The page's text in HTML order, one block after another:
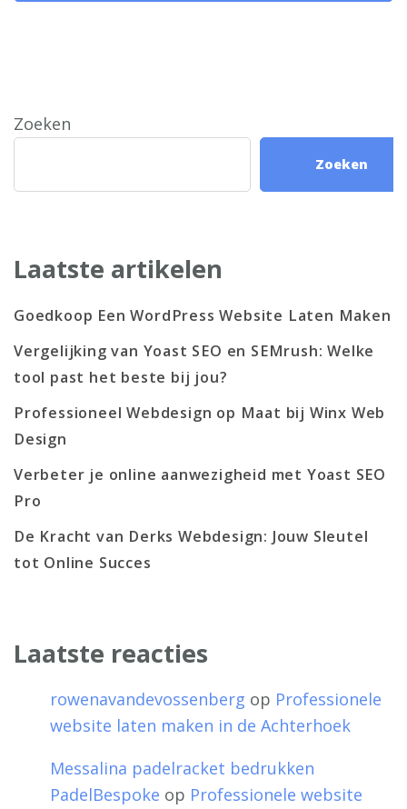
Zoeken
Zoeken
Laatste artikelen
Goedkoop Een WordPress Website Laten Maken
Vergelijking van Yoast SEO en SEMrush: Welke
tool past het beste bij jou?
Professioneel Webdesign op Maat bij Winx Web
Design
Verbeter je online aanwezigheid met Yoast SEO
Pro
De Kracht van Derks Webdesign: Jouw Sleutel
tot Online Succes
Laatste reacties
rowenavandevossenberg op Professionele
website laten maken in de Achterhoek
Messalina padelracket bedrukken
PadelBespoke op Professionele website